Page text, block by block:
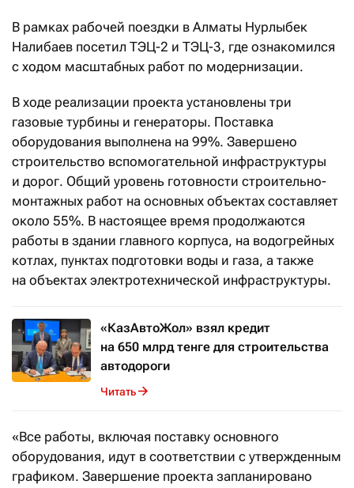
В рамках рабочей поездки в Алматы Нурлыбек
Налибаев посетил ТЭЦ-2 и ТЭЦ-3, где ознакомился
с ходом масштабных работ по модернизации.
В ходе реализации проекта установлены три
газовые турбины и генераторы. Поставка
оборудования выполнена на 99%. Завершено
строительство вспомогательной инфраструктуры
и дорог. Общий уровень готовности строительно-
монтажных работ на основных объектах составляет
около 55%. В настоящее время продолжаются
работы в здании главного корпуса, на водогрейных
котлах, пунктах подготовки воды и газа, а также
на объектах электротехнической инфраструктуры.
«КазАвтоЖол» взял кредит
на 650 млрд тенге для строительства
автодороги
Читать
«Все работы, включая поставку основного
оборудования, идут в соответствии с утвержденным
графиком. Завершение проекта запланировано